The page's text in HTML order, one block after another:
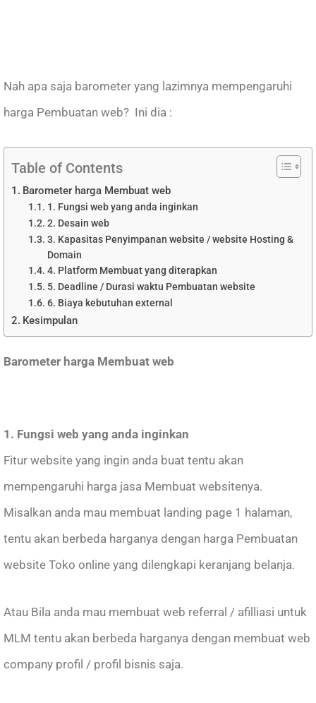
Nah apa saja barometer yang lazimnya mempengaruhi
harga Pembuatan web? Ini dia :
Table of Contents
Barometer harga Membuat web
1. Fungsi web yang anda inginkan
2. Desain web
3. Kapasitas Penyimpanan website / website Hosting &
Domain
4. Platform Membuat yang diterapkan
5. Deadline / Durasi waktu Pembuatan website
6. Biaya kebutuhan external
Kesimpulan
Barometer harga Membuat web
1. Fungsi web yang anda inginkan
Fitur website yang ingin anda buat tentu akan
mempengaruhi harga jasa Membuat websitenya.
Misalkan anda mau membuat landing page 1 halaman,
tentu akan berbeda harganya dengan harga Pembuatan
website Toko online yang dilengkapi keranjang belanja.
Atau Bila anda mau membuat web referral / afilliasi untuk
MLM tentu akan berbeda harganya dengan membuat web
company profil / profil bisnis saja.